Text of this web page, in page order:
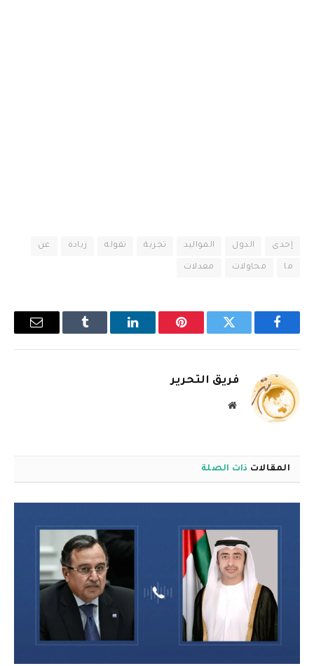
إحدى الدول المواليد تجربة تقوله زيادة عن
ما محاولات معدلات
فيسبوك تويتر بينتيريستلينكدإن Tumblr
البريد
فريق التحرير
موقع
المقالات ذات الصلة